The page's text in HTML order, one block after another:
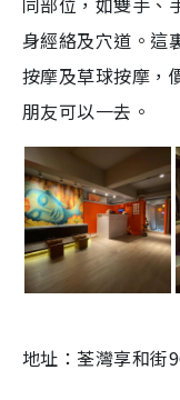
身經絡及穴道。這
按摩及草球按摩，
朋友可以一去。
地址：荃灣享和街